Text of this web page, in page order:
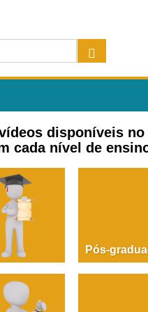
disponíveis no
cada nível de
Pós-